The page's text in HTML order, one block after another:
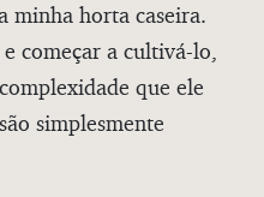
minha horta caseira.
começar a cultivá-lo,
que ele
simplesmente